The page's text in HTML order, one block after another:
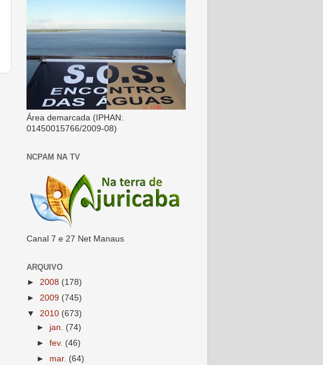
Área demarcada (IPHAN:
01450015766/2009-08)
NCPAM NA TV
Canal 7 e 27 Net Manaus
ARQUIVO
► 2008 (178)
► 2009 (745)
▼ 2010 (673)
► jan. (74)
►fev. (46)
► mar. (64)